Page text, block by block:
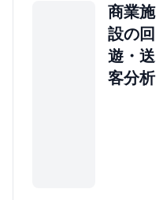
商業施
設の回
遊・送
客分析